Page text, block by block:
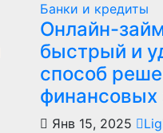
Банки и кредиты
Онлайн-
быстрый и
способ
финансовых
Янв 15, 2025